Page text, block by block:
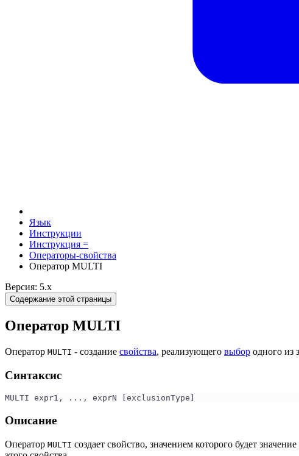
Язык
Инструкции
Инструкция =
Операторы-свойства
Оператор MULTI
Версия: 5.x
Содержание этой страницы
Оператор MULTI
Оператор MULTI - создание свойства, реализующего выбор одного из
Синтаксис
MULTI expr1, ..., exprN [exclusionType]
Описание
Оператор MULTI создает свойство, значением которого будет